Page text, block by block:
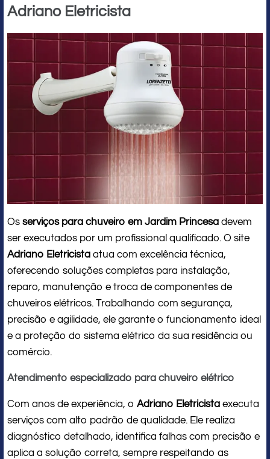
Adriano Eletricista
Os serviços para chuveiro em Jardim Princesa devem
ser executados por um profissional qualificado. O site
Adriano Eletricista atua com excelência técnica,
oferecendo soluções completas para instalação,
reparo, manutenção e troca de componentes de
chuveiros elétricos. Trabalhando com segurança,
precisão e agilidade, ele garante o funcionamento ideal
e a proteção do sistema elétrico da sua residência ou
comércio.
Atendimento especializado para chuveiro elétrico
Com anos de experiência, o Adriano Eletricista executa
serviços com alto padrão de qualidade. Ele realiza
diagnóstico detalhado, identifica falhas com precisão e
aplica a solução correta, sempre respeitando as